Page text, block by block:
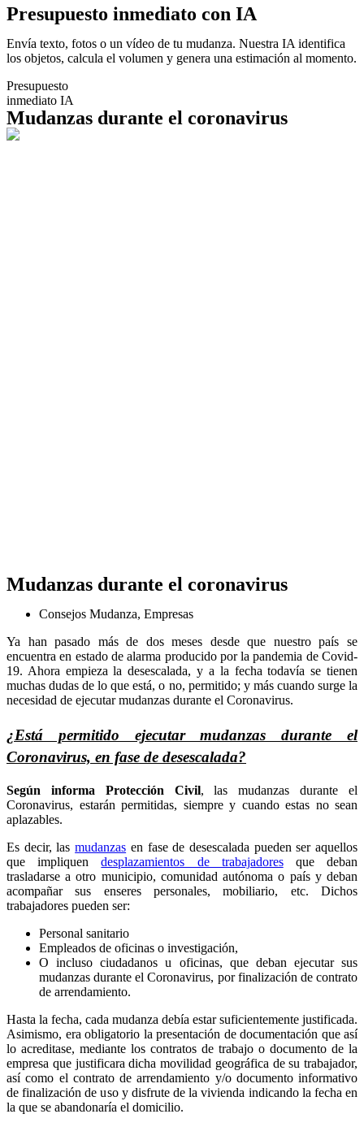
Presupuesto inmediato con IA
Envía texto, fotos o un vídeo de tu mudanza. Nuestra IA identifica
los objetos, calcula el volumen y genera una estimación al momento.
Presupuesto
inmediato IA
Mudanzas durante el coronavirus
Mudanzas durante el coronavirus
Consejos Mudanza, Empresas
Ya han pasado más de dos meses desde que nuestro país se
encuentra en estado de alarma producido por la pandemia de Covid-
19. Ahora empieza la desescalada, y a la fecha todavía se tienen
muchas dudas de lo que está, o no, permitido; y más cuando surge la
necesidad de ejecutar mudanzas durante el Coronavirus.
¿Está permitido ejecutar mudanzas durante el
Coronavirus, en fase de desescalada?
Según informa Protección Civil, las mudanzas durante el
Coronavirus, estarán permitidas, siempre y cuando estas no sean
aplazables.
Es decir, lasmudanzas en fase de desescalada pueden ser aquellos
que impliquendesplazamientos de trabajadoresque deban
trasladarse a otro municipio, comunidad autónoma o país y deban
acompañar sus enseres personales, mobiliario, etc. Dichos
trabajadores pueden ser:
Personal sanitario
Empleados de oficinas o investigación,
O incluso ciudadanos u oficinas, que deban ejecutar sus
mudanzas durante el Coronavirus, por finalización de contrato
de arrendamiento.
Hasta la fecha, cada mudanza debía estar suficientemente justificada.
Asimismo, era obligatorio la presentación de documentación que así
lo acreditase, mediante los contratos de trabajo o documento de la
empresa que justificara dicha movilidad geográfica de su trabajador,
así como el contrato de arrendamiento y/o documento informativo
de finalización de uso y disfrute de la vivienda indicando la fecha en
la que se abandonaría el domicilio.